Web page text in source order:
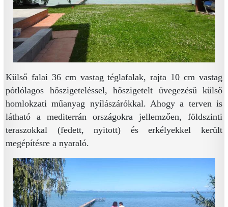
Külső falai 36 cm vastag téglafalak, rajta 10 cm vastag
pótlólagos hőszigeteléssel, hőszigetelt üvegezésű külső
homlokzati műanyag nyílászárókkal. Ahogy a terven is
látható a mediterrán országokra jellemzően, földszinti
teraszokkal (fedett, nyitott) és erkélyekkel került
megépítésre a nyaraló.